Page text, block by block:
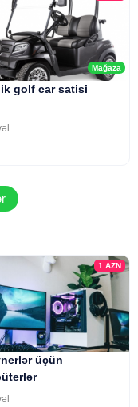
Mağaza
golf car satisi
1 AZN
üçün